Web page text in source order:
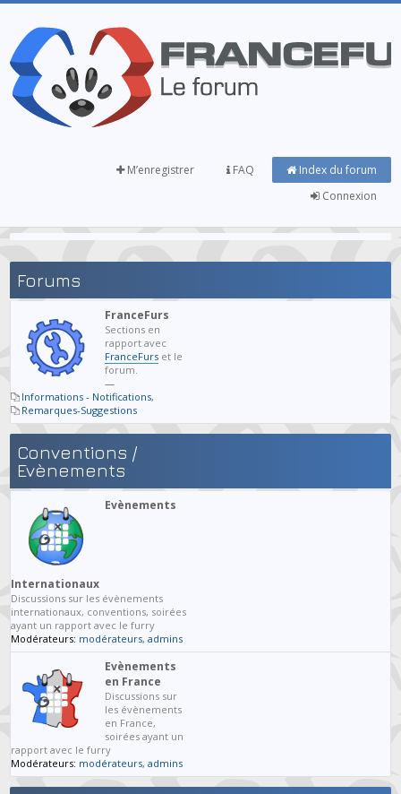
Index du forum
FAQ
M’enregistrer
Connexion
Forums
FranceFurs
Sections en
rapport avec
FranceFurs et le
forum.
—
Informations - Notifications,
Remarques-Suggestions
Conventions /
Evènements
Evènements
Internationaux
Discussions sur les évènements
internationaux, conventions, soirées
ayant un rapport avec le furry
Modérateurs: modérateurs,admins
Evènements
en France
Discussions sur
les évènements
en France,
soirées ayant un
rapport avec le furry
Modérateurs: modérateurs,admins